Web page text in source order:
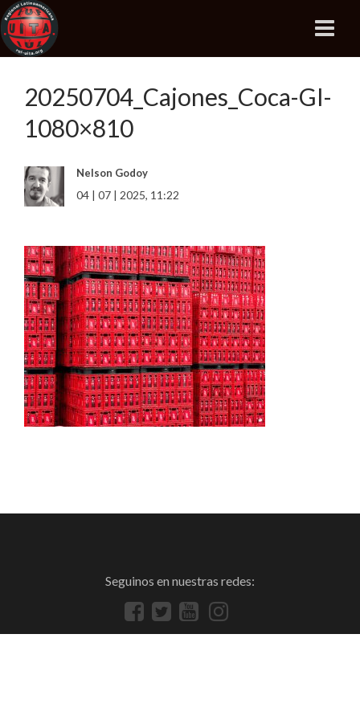
20250704_Cajones_Coca-GI-
1080×810
Nelson Godoy
04 | 07 | 2025, 11:22
Seguinos en nuestras redes: